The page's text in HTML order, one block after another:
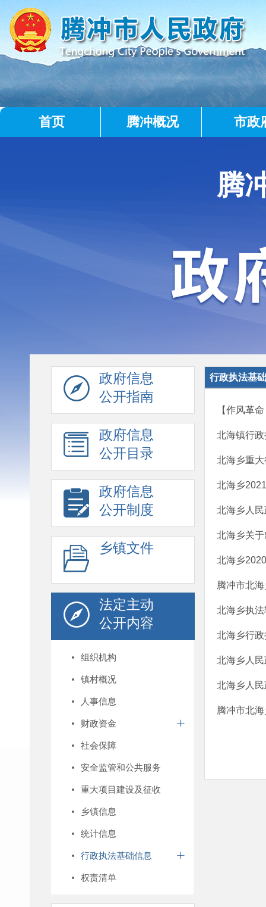
首页 腾冲概况 市政
腾
政府信息
公开指南
政府信息
公开目录
政府信息
公开制度
乡镇文件
法定主动
公开内容
组织机构
镇村概况
人事信息
财政资金
社会保障
安全监管和公共服务
重大项目建设及征收
乡镇信息
统计信息
行政执法基础信息
权责清单
行政执法基
【作风革
北海镇行
北海乡重
北海乡
北海乡人
北海乡关
北海乡
腾冲市北
北海乡执
北海乡行
北海乡人
北海乡人
腾冲市北